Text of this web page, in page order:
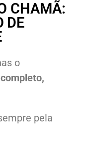
CHAMÃ:
DE
o
pela